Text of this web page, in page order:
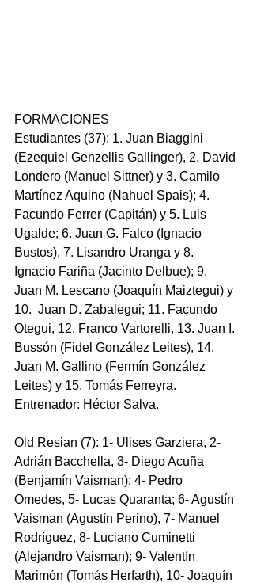
FORMACIONES
Estudiantes (37): 1. Juan Biaggini
(Ezequiel Genzellis Gallinger), 2. David
Londero (Manuel Sittner) y 3. Camilo
Martínez Aquino (Nahuel Spais); 4.
Facundo Ferrer (Capitán) y 5. Luis
Ugalde; 6. Juan G. Falco (Ignacio
Bustos), 7. Lisandro Uranga y 8.
Ignacio Fariña (Jacinto Delbue); 9.
Juan M. Lescano (Joaquín Maiztegui) y
10.  Juan D. Zabalegui; 11. Facundo
Otegui, 12. Franco Vartorelli, 13. Juan I.
Bussón (Fidel González Leites), 14.
Juan M. Gallino (Fermín González
Leites) y 15. Tomás Ferreyra.
Entrenador: Héctor Salva.
Old Resian (7): 1- Ulises Garziera, 2-
Adrián Bacchella, 3- Diego Acuña
(Benjamín Vaisman); 4- Pedro
Omedes, 5- Lucas Quaranta; 6- Agustín
Vaisman (Agustín Perino), 7- Manuel
Rodríguez, 8- Luciano Cuminetti
(Alejandro Vaisman); 9- Valentín
Marimón (Tomás Herfarth), 10- Joaquín